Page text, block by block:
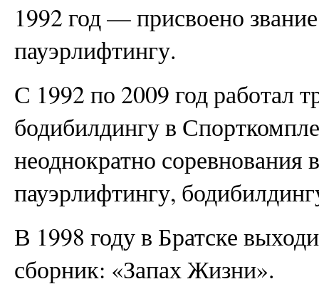
1992 год — присвоено
пауэрлифтингу.
С 1992 по 2009 год работал
бодибилдингу в
неоднократно соревнования
пауэрлифтингу,
В 1998 году в Братске
сборник: «Запах Жизни».